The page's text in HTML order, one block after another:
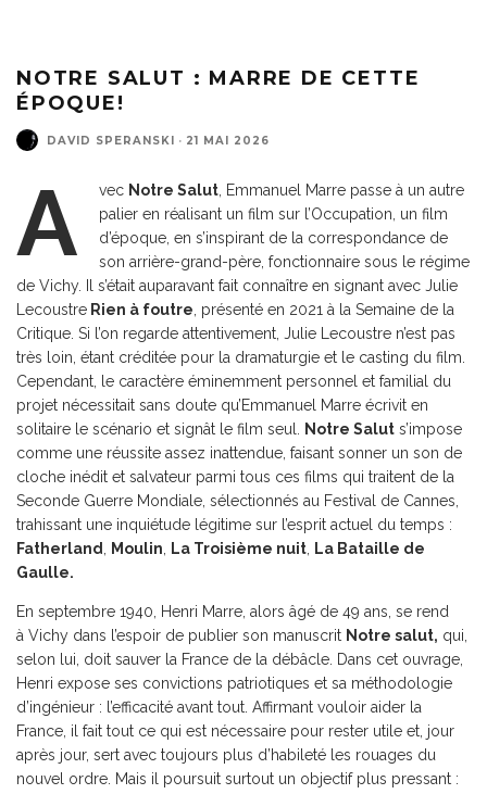
NOTRE SALUT : MARRE DE CETTE
ÉPOQUE!
DAVID SPERANSKI · 21 MAI 2026
A vec Notre Salut, Emmanuel Marre passe à un autre
palier en réalisant un film sur l’Occupation, un film
d’époque, en s’inspirant de la correspondance de
son arrière-grand-père, fonctionnaire sous le régime
de Vichy. Il s’était auparavant fait connaître en signant avec Julie
Lecoustre Rien à foutre, présenté en 2021 à la Semaine de la
Critique. Si l’on regarde attentivement, Julie Lecoustre n’est pas
très loin, étant créditée pour la dramaturgie et le casting du film.
Cependant, le caractère éminemment personnel et familial du
projet nécessitait sans doute qu’Emmanuel Marre écrivit en
solitaire le scénario et signât le film seul. Notre Salut s’impose
comme une réussite assez inattendue, faisant sonner un son de
cloche inédit et salvateur parmi tous ces films qui traitent de la
Seconde Guerre Mondiale, sélectionnés au Festival de Cannes,
trahissant une inquiétude légitime sur l’esprit actuel du temps :
Fatherland, Moulin, La Troisième nuit, La Bataille de
Gaulle.
En septembre 1940, Henri Marre, alors âgé de 49 ans, se rend
à Vichy dans l’espoir de publier son manuscrit Notre salut, qui,
selon lui, doit sauver la France de la débâcle. Dans cet ouvrage,
Henri expose ses convictions patriotiques et sa méthodologie
d’ingénieur : l’efficacité avant tout. Affirmant vouloir aider la
France, il fait tout ce qui est nécessaire pour rester utile et, jour
après jour, sert avec toujours plus d’habileté les rouages du
nouvel ordre. Mais il poursuit surtout un objectif plus pressant :